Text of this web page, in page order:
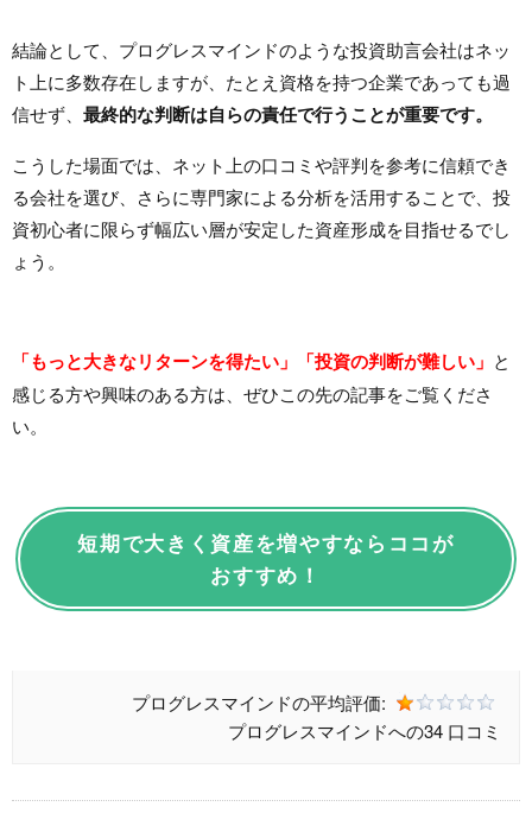
結論として、プログレスマインドのような投資助言会社はネッ
ト上に多数存在しますが、たとえ資格を持つ企業であっても過
信せず、 最終的な判断は自らの責任で行うことが重要です。
こうした場面では、ネット上の口コミや評判を参考に信頼でき
る会社を選び、さらに専門家による分析を活用することで、投
資初心者に限らず幅広い層が安定した資産形成を目指せるでし
ょう。
「もっと大きなリターンを得たい」「投資の判断が難しい」 と
感じる方や興味のある方は、ぜひこの先の記事をご覧くださ
い。
短期で大きく資産を増やすならココが
おすすめ！
プログレスマインドの平均評価:
プログレスマインドへの34 口コミ